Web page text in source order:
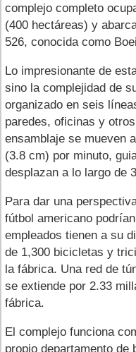
complejo completo
(400 hectáreas) y
526, conocida como
Lo impresionante de
sino la complejidad de
organizado en seis
paredes, oficinas y
ensamblaje se mueven
(3.8 cm) por minuto,
desplazan a lo largo de
Para dar una
fútbol americano
empleados tienen a su
de 1,300 bicicletas y
la fábrica. Una red de
se extiende por 2.33
fábrica.
El complejo funciona
propio departamento